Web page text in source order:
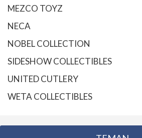
MEZCO TOYZ
NECA
NOBEL COLLECTION
SIDESHOW COLLECTIBLES
UNITED CUTLERY
WETA COLLECTIBLES